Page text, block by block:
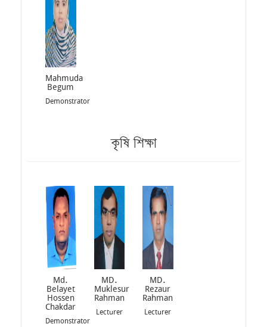
Mahmuda
Begum
Demonstrator
কৃষি শিক্ষা
Md.
Belayet
Hossen
Chakdar
Demonstrator
MD.
Muklesur
Rahman
Lecturer
MD.
Rezaur
Rahman
Lecturer